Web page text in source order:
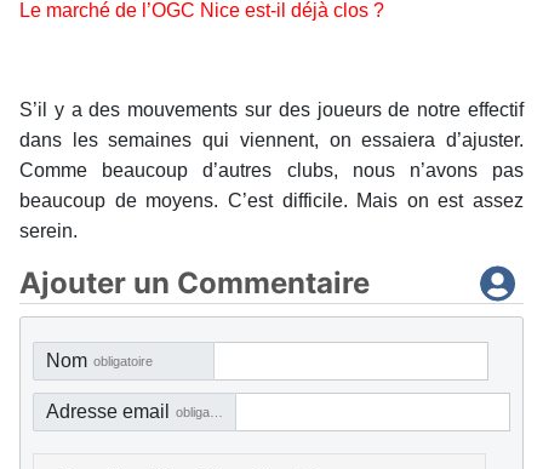
Le marché de l’OGC Nice est-il déjà clos ?
S’il y a des mouvements sur des joueurs de notre effectif
dans les semaines qui viennent, on essaiera d’ajuster.
Comme beaucoup d’autres clubs, nous n’avons pas
beaucoup de moyens. C’est difficile. Mais on est assez
serein.
Ajouter un Commentaire
Nom obligatoire
Adresse email